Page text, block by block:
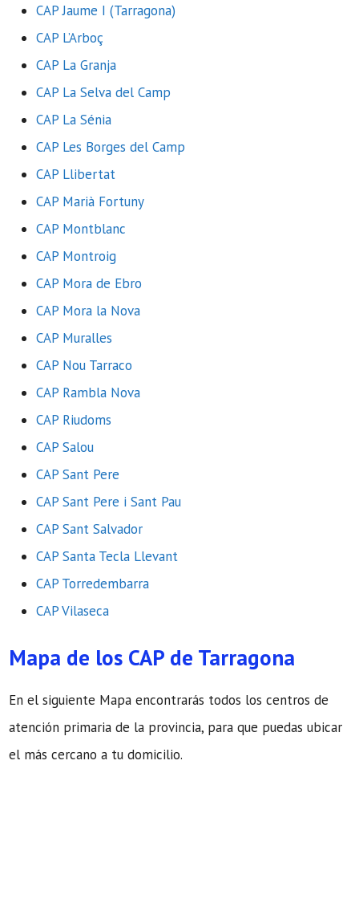
CAP Jaume I (Tarragona)
CAP L’Arboç
CAP La Granja
CAP La Selva del Camp
CAP La Sénia
CAP Les Borges del Camp
CAP Llibertat
CAP Marià Fortuny
CAP Montblanc
CAP Montroig
CAP Mora de Ebro
CAP Mora la Nova
CAP Muralles
CAP Nou Tarraco
CAP Rambla Nova
CAP Riudoms
CAP Salou
CAP Sant Pere
CAP Sant Pere i Sant Pau
CAP Sant Salvador
CAP Santa Tecla Llevant
CAP Torredembarra
CAP Vilaseca
Mapa de los CAP de Tarragona
En el siguiente Mapa encontrarás todos los centros de
atención primaria de la provincia, para que puedas ubicar
el más cercano a tu domicilio.